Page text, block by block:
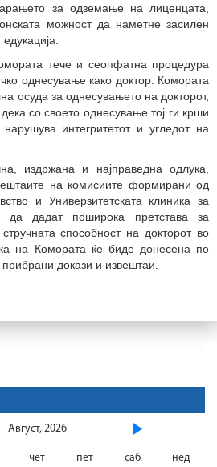
за одземање на лиценцата,
можност да наметне засилен
тече и сеопфатна процедура
однесување како доктор. Комората
осуда за однесувањето на докторот,
со своето однесување тој ги крши
интегритетот и угледот на
издржана и најправедна одлука,
на комисиите формирани од
и Универзитетската клиника за
да дадат поширока претстава за
способност на докторот во
на Комората ќе биде донесена по
докази и извештаи.
Август, 2026
чет пет саб нед